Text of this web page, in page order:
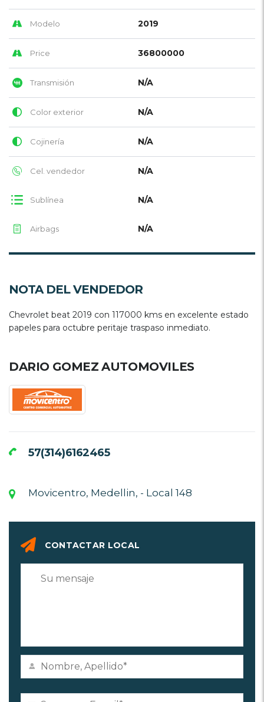
Modelo 2019
Price 36800000
Transmisión N/A
Color exterior N/A
Cojinería N/A
Cel. vendedor N/A
Sublínea N/A
Airbags N/A
NOTA DEL VENDEDOR
Chevrolet beat 2019 con 117000 kms en excelente estado
papeles para octubre peritaje traspaso inmediato.
DARIO GOMEZ AUTOMOVILES
57(314)6162465
Movicentro, Medellin, - Local 148
CONTACTAR LOCAL